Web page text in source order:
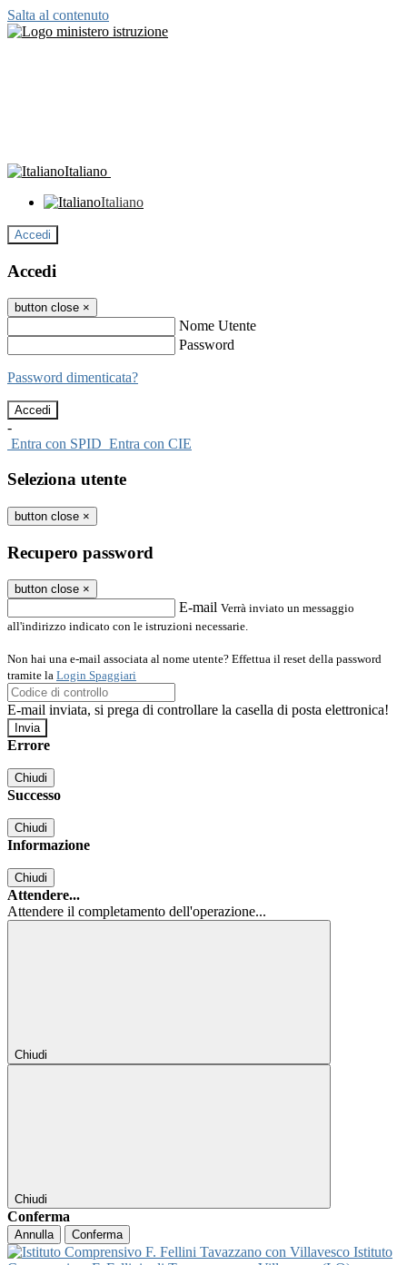
Salta al contenuto
Italiano
Italiano
Accedi
Accedi
button close ×
Nome Utente
Password
Password dimenticata?
-
Entra con SPID Entra con CIE
Seleziona utente
button close ×
Recupero password
button close ×
E-mail Verrà inviato un messaggio
all'indirizzo indicato con le istruzioni necessarie.
Non hai una e-mail associata al nome utente? Effettua il reset della password
tramite la Login Spaggiari
E-mail inviata, si prega di controllare la casella di posta elettronica!
Errore
Chiudi
Successo
Chiudi
Informazione
Chiudi
Attendere...
Attendere il completamento dell'operazione...
Chiudi
Chiudi
Conferma
Annulla Conferma
Istituto